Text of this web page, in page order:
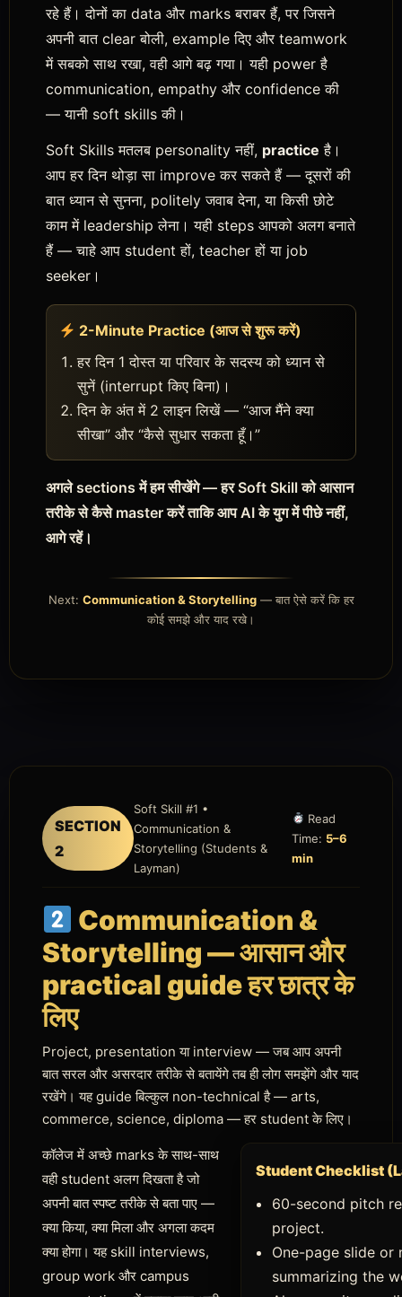
रहे हैं। दोनों का data और marks बराबर हैं, पर जिसने
अपनी बात clear बोली, example दिए और teamwork
में सबको साथ रखा, वही आगे बढ़ गया। यही power है
communication, empathy और confidence की
— यानी soft skills की।
Soft Skills मतलब personality नहीं, practice है।
आप हर दिन थोड़ा सा improve कर सकते हैं — दूसरों की
बात ध्यान से सुनना, politely जवाब देना, या किसी छोटे
काम में leadership लेना। यही steps आपको अलग बनाते
हैं — चाहे आप student हों, teacher हों या job
seeker।
2-Minute Practice (आज से शुरू करें)
हर दिन 1 दोस्त या परिवार के सदस्य को ध्यान से
सुनें (interrupt किए बिना)।
दिन के अंत में 2 लाइन लिखें — “आज मैंने क्या
सीखा” और “कैसे सुधार सकता हूँ।”
अगले sections में हम सीखेंगे — हर Soft Skill को आसान
तरीके से कैसे master करें ताकि आप AI के युग में पीछे नहीं,
आगे रहें।
Next: Communication & Storytelling— बात ऐसे करें कि हर
कोई समझे और याद रखे।
SECTION
2
Soft Skill #1 •
Communication &
Storytelling (Students &
Layman)
Read
Time: 5–6
min
Communication &
Storytelling — आसान और
practical guide हर छात्र के
लिए
Project, presentation या interview — जब आप अपनी
बात सरल और असरदार तरीके से बतायेंगे तब ही लोग समझेंगे और याद
रखेंगे। यह guide बिल्कुल non-technical है — arts,
commerce, science, diploma — हर student के लिए।
कॉलेज में अच्छे marks के साथ-साथ
वही student अलग दिखता है जो
अपनी बात स्पष्ट तरीके से बता पाए —
क्या किया, क्या मिला और अगला कदम
क्या होगा। यह skill interviews,
group work और campus
Student Checklist
60-second pitch
project.
One-page slide or
summarizing the